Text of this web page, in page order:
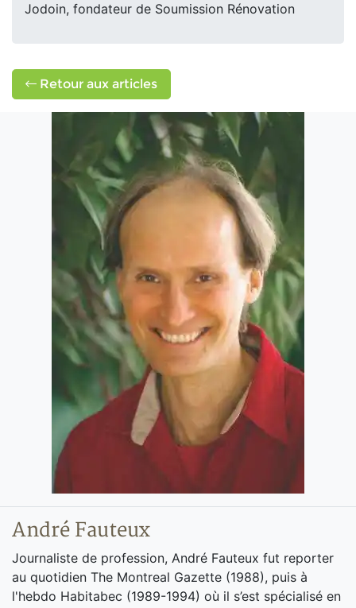
Jodoin, fondateur de Soumission Rénovation
Retour aux articles
André Fauteux
Journaliste de profession, André Fauteux fut reporter
au quotidien The Montreal Gazette (1988), puis à
l'hebdo Habitabec (1989-1994) où il s’est spécialisé en